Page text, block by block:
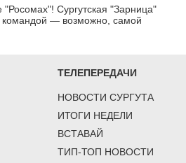
"Росомах"! Сургутская "Зарница"
— возможно, самой
ТЕЛЕПЕРЕДАЧИ
НОВОСТИ СУРГУТА
ИТОГИ НЕДЕЛИ
ВСТАВАЙ
ТИП-ТОП НОВОСТИ